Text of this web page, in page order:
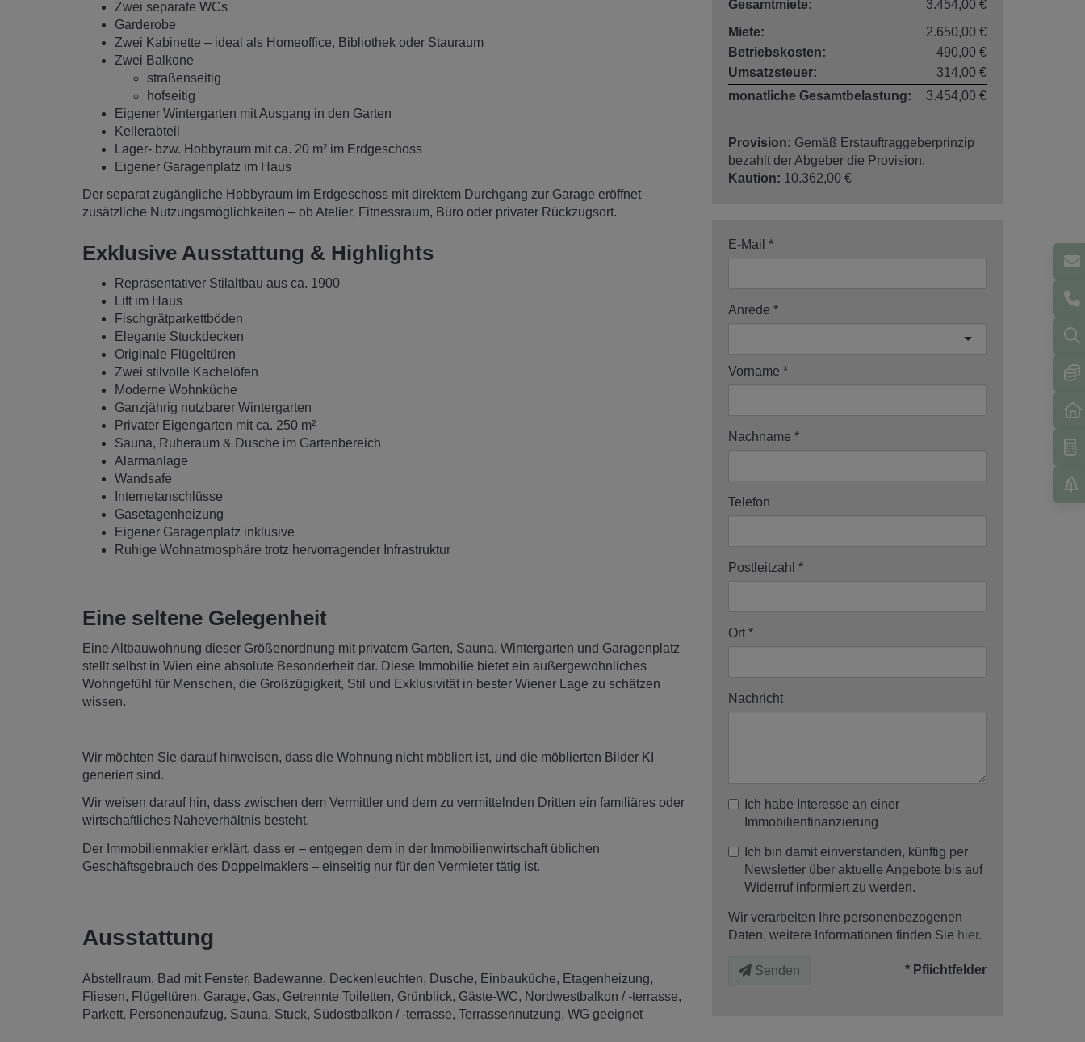
Zwei separate WCs
Garderobe
Zwei Kabinette – ideal als Homeoffice, Bibliothek oder Stauraum
Zwei Balkone
straßenseitig
hofseitig
Eigener Wintergarten mit Ausgang in den Garten
Kellerabteil
Lager- bzw. Hobbyraum mit ca. 20 m² im Erdgeschoss
Eigener Garagenplatz im Haus
Der separat zugängliche Hobbyraum im Erdgeschoss mit direktem Durchgang zur Garage eröffnet
zusätzliche Nutzungsmöglichkeiten – ob Atelier, Fitnessraum, Büro oder privater Rückzugsort.
Exklusive Ausstattung & Highlights
Repräsentativer Stilaltbau aus ca. 1900
Lift im Haus
Fischgrätparkettböden
Elegante Stuckdecken
Originale Flügeltüren
Zwei stilvolle Kachelöfen
Moderne Wohnküche
Ganzjährig nutzbarer Wintergarten
Privater Eigengarten mit ca. 250 m²
Sauna, Ruheraum & Dusche im Gartenbereich
Alarmanlage
Wandsafe
Internetanschlüsse
Gasetagenheizung
Eigener Garagenplatz inklusive
Ruhige Wohnatmosphäre trotz hervorragender Infrastruktur
Eine seltene Gelegenheit
Eine Altbauwohnung dieser Größenordnung mit privatem Garten, Sauna, Wintergarten und Garagenplatz
stellt selbst in Wien eine absolute Besonderheit dar. Diese Immobilie bietet ein außergewöhnliches
Wohngefühl für Menschen, die Großzügigkeit, Stil und Exklusivität in bester Wiener Lage zu schätzen
wissen.
Wir möchten Sie darauf hinweisen, dass die Wohnung nicht möbliert ist, und die möblierten Bilder KI
generiert sind.
Wir weisen darauf hin, dass zwischen dem Vermittler und dem zu vermittelnden Dritten ein familiäres oder
wirtschaftliches Naheverhältnis besteht.
Der Immobilienmakler erklärt, dass er – entgegen dem in der Immobilienwirtschaft üblichen
Geschäftsgebrauch des Doppelmaklers – einseitig nur für den Vermieter tätig ist.
Ausstattung
Abstellraum Bad mit Fenster Badewanne Deckenleuchten Dusche Einbauküche
Etagenheizung
Fliesen
Flügeltüren Garage Gas Getrennte Toiletten Grünblick Gäste-WC
Nordwestbalkon / -terrasse
Parkett
Personenaufzug Sauna Stuck Südostbalkon / -terrasse Terrassennutzung WG geeignet
Gesamtmiete:
3.454,00 €
Miete:
2.650,00 €
Betriebskosten:
490,00 €
Umsatzsteuer:
314,00 €
monatliche Gesamtbelastung:
3.454,00 €
Provision: Gemäß Erstauftraggeberprinzip
bezahlt der Abgeber die Provision.
Kaution: 10.362,00 €
E-Mail
Anrede
Vorname
Nachname
Telefon
Postleitzahl
Ort
Nachricht
Ich habe Interesse an einer
Immobilienfinanzierung
Ich bin damit einverstanden, künftig per
Newsletter über aktuelle Angebote bis auf
Widerruf informiert zu werden.
Wir verarbeiten Ihre personenbezogenen
Daten, weitere Informationen finden Sie hier.
Senden * Pflichtfelder